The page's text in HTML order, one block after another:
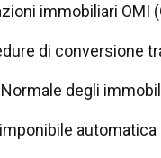
immobiliari OMI
di conversione
Normale degli